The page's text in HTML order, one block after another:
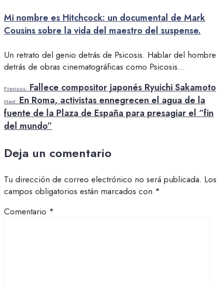
Mi nombre es Hitchcock: un documental de Mark
Cousins sobre la vida del maestro del suspense.
Un retrato del genio detrás de Psicosis. Hablar del hombre
detrás de obras cinematográficas como Psicosis...
Previous: Fallece compositor japonés Ryuichi Sakamoto
Next: En Roma, activistas ennegrecen el agua de la
fuente de la Plaza de España para presagiar el “fin
del mundo”
Deja un comentario
Tu dirección de correo electrónico no será publicada. Los
campos obligatorios están marcados con *
Comentario *